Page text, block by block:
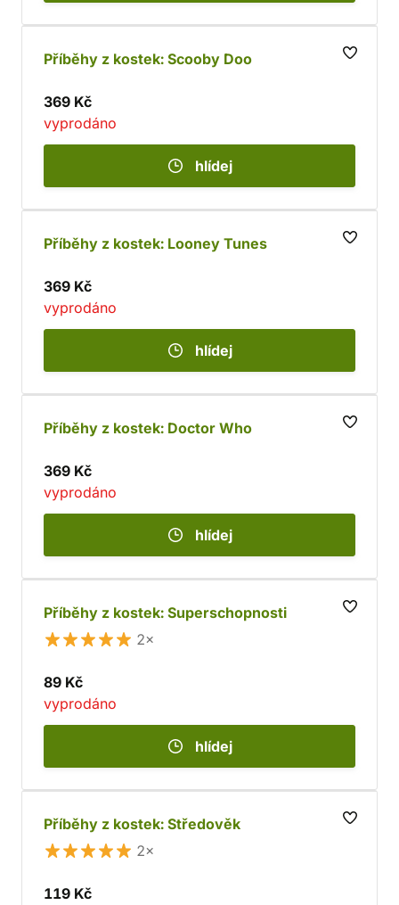
Příběhy z kostek: Scooby Doo
369 Kč
vyprodáno
hlídej
Příběhy z kostek: Looney Tunes
369 Kč
vyprodáno
hlídej
Příběhy z kostek: Doctor Who
369 Kč
vyprodáno
hlídej
Příběhy z kostek: Superschopnosti
2×
89 Kč
vyprodáno
hlídej
Příběhy z kostek: Středověk
2×
119 Kč